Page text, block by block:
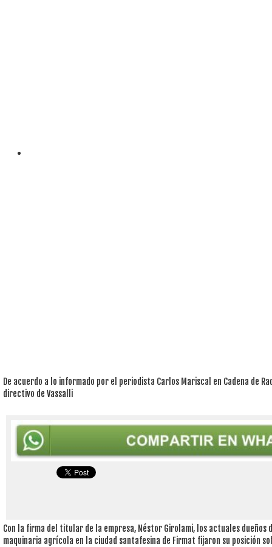
De acuerdo a lo informado por el periodista Carlos Mariscal en Cadena de
directivo de Vassalli
Con la firma del titular de la empresa, Néstor Girolami, los actuales
maquinaria agrícola en la ciudad santafesina de Firmat fijaron su posición